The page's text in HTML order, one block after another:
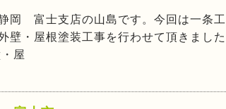
岡 富士支店の山島です。今回は一条工
壁・屋根塗装工事を行わせて頂きました
屋